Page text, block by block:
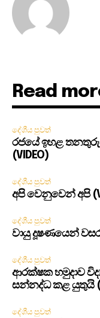
Read
දේශීය පුවත්
රජයේ ඉහළ
(VIDEO)
දේශීය පුවත්
අපි වෙනුවෙන් අපි
දේශීය පුවත්
වායු දූෂණයෙන්
දේශීය පුවත්
ආරක්ෂක හමුදාව
සන්නද්ධ කළ යුතුයි
දේශීය පුවත්